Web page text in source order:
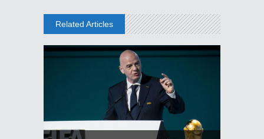
Related Articles